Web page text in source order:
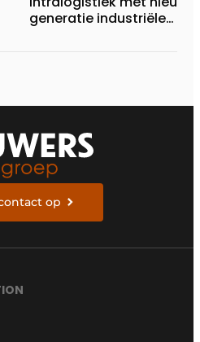
generatie industriële
op